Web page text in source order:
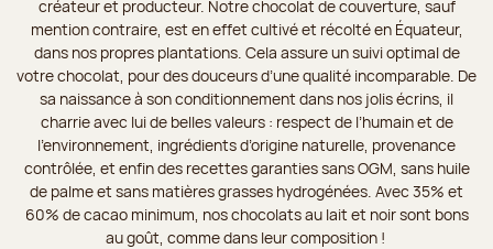
créateur et producteur. Notre chocolat de couverture, sauf
mention contraire, est en effet cultivé et récolté en Équateur,
dans nos propres plantations. Cela assure un suivi optimal de
votre chocolat, pour des douceurs d’une qualité incomparable. De
sa naissance à son conditionnement dans nos jolis écrins, il
charrie avec lui de belles valeurs : respect de l’humain et de
l’environnement, ingrédients d’origine naturelle, provenance
contrôlée, et enfin des recettes garanties sans OGM, sans huile
de palme et sans matières grasses hydrogénées. Avec 35% et
60% de cacao minimum, nos chocolats au lait et noir sont bons
au goût, comme dans leur composition !